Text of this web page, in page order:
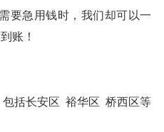
要急用钱时，我们却可以一
账！
括长安区 裕华区 桥西区等